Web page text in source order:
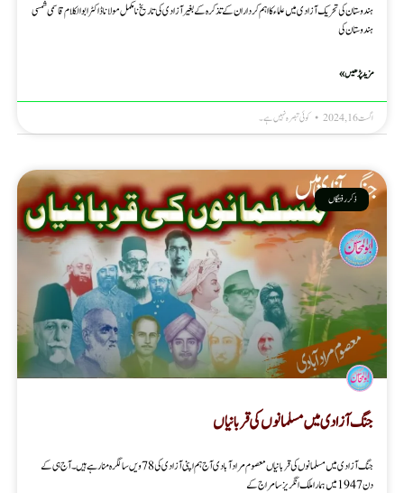
ہندوستان کی تحریک آزادی میں علماء کا اہم کردار ان کے تذکرہ کے بغیر آزادی کی تاریخ نامکمل مولانا ڈاکٹر ابوالکلام قاسمی شمسی
ہندوستان کی
مزید پڑھیں »
اگست 16, 2024 کوئی تبصرہ نہیں ہے۔
ذکر رفتگاں
جنگ آزادی میں مسلمانوں کی قربانیاں
جنگ آزادی میں مسلمانوں کی قربانیاں معصوم مرادآبادی آج ہم اپنی آزادی کی 78 ویں سالگرہ منارہے ہیں۔آج ہی کے
دن 1947میں ہماراملک انگریزسامراج کے